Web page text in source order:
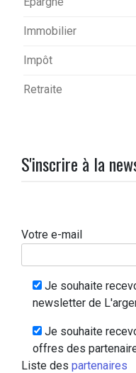
Immobilier
Impôt
Retraite
S'inscrire à la
Votre e-mail
Je souhaite
newsletter de
Je souhaite
offres des
Liste des partenaires